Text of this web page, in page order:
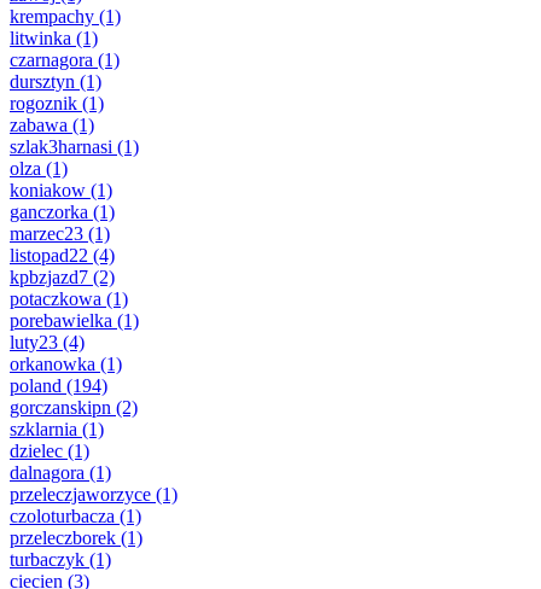
krempachy (1)
litwinka (1)
czarnagora (1)
dursztyn (1)
rogoznik (1)
zabawa (1)
szlak3harnasi (1)
olza (1)
koniakow (1)
ganczorka (1)
marzec23 (1)
listopad22 (4)
kpbzjazd7 (2)
potaczkowa (1)
porebawielka (1)
luty23 (4)
orkanowka (1)
poland (194)
gorczanskipn (2)
szklarnia (1)
dzielec (1)
dalnagora (1)
przeleczjaworzyce (1)
czoloturbacza (1)
przeleczborek (1)
turbaczyk (1)
ciecien (3)